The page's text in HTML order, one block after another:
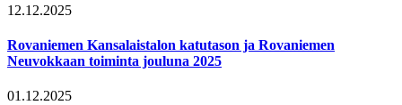
12.12.2025
Rovaniemen Kansalaistalon katutason ja Rovaniemen
Neuvokkaan toiminta jouluna 2025
01.12.2025